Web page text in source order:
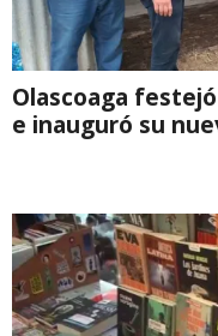
Olascoaga
e inauguró su